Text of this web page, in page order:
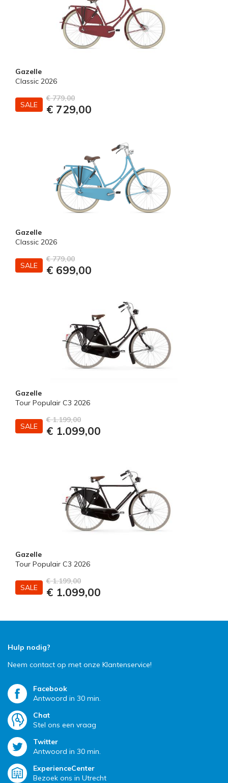
Gazelle
Classic 2026
SALE
€ 779,00
€ 729,00
Gazelle
Classic 2026
SALE
€ 779,00
€ 699,00
Gazelle
Tour Populair C3 2026
SALE
€ 1.199,00
€ 1.099,00
Gazelle
Tour Populair C3 2026
SALE
€ 1.199,00
€ 1.099,00
Hulp nodig?
Neem contact op met onze Klantenservice!
Facebook
Antwoord in 30 min.
Chat
Stel ons een vraag
Twitter
Antwoord in 30 min.
ExperienceCenter
Bezoek ons in Utrecht